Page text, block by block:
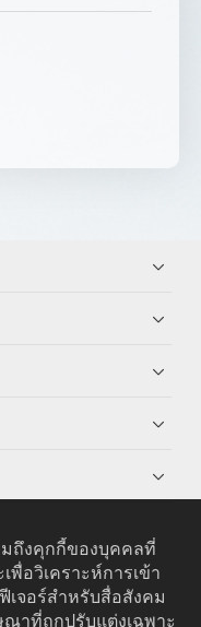
มถึงคุกกี้ของบุคคลที่
พื่อวิเคราะห์การเข้า
จอร์สำหรับสื่อสังคม
าที่ถูกปรับแต่งเฉพาะ